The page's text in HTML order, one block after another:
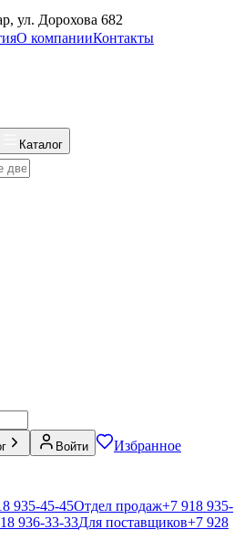
ул. Дорохова 682
О компанииКонтакты
Каталог
Войти
Избранное
935-45-45Отдел продаж+7 918 935-
936-33-33Для поставщиков+7 928